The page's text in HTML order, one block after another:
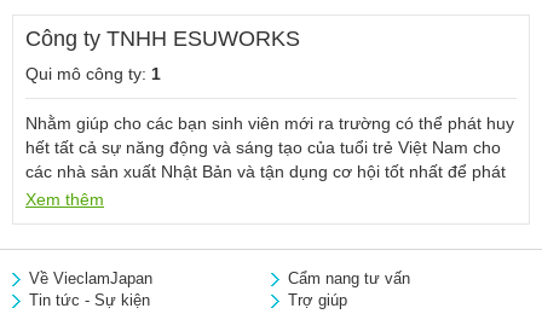
Công ty TNHH ESUWORKS
Qui mô công ty: 1
Nhằm giúp cho các bạn sinh viên mới ra trường có thể phát huy
hết tất cả sự năng động và sáng tạo của tuổi trẻ Việt Nam cho
các nhà sản xuất Nhật Bản và tận dụng cơ hội tốt nhất để phát
triển nguồn nhân lực nồng cốt thực hiện công nghiệp hóa đất
nước
Công ty Esuhai tuyển dụng và khai giảng lớp kỹ sư cơ khí nhằm
tạo điều kiện và cơ hội cho các bạn phát triển nghề nghiệp
Xem thêm
Về VieclamJapan
Cẩm nang tư vấn
Tin tức - Sự kiện
Trợ giúp